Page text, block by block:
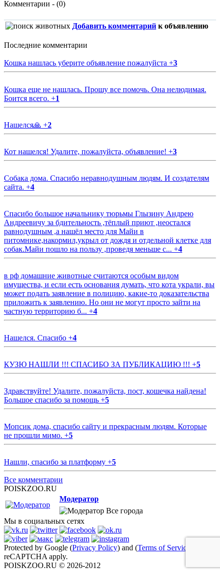
Комментарии - (0)
Добавить комментарий к объявлению
Последние комментарии
Кошка нашлась уберите объявление пожалуйста +3
Кошка еще не нашлась. Прошу все помочь. Она нелюдимая.
Боится всего. +1
Нашелся🙏 +2
Кот нашелся! Удалите, пожалуйста, объявление! +3
Собака дома. Спасибо неравнодушным людям. И создателям
сайта. +4
Спасибо большое начальнику тюрьмы Глызину Андрею
Андреевичу за бдительность ,тёплый приют ,неостался
равнодушным ,а нашёл место для Майи в
питомнике,накормил,укрыл от дождя и отдельной клетке для
собак.Майи пошло на пользу ,проведя меньше с... +4
в рф домашние животные считаются особым видом
имущества, и если есть основания думать, что кота украли, вы
может подать заявление в полицию, какие-то доказательства
приложить к заявлению. Но они не могут просто зайти на
частную территорию б... +4
Нашелся. Спасибо +4
КУЗЮ НАШЛИ !!! СПАСИБО ЗА ПУБЛИКАЦИЮ !!! +5
Здравствуйте! Удалите, пожалуйста, пост, кошечка найдена!
Большое спасибо за помощь +5
Мопсик дома, спасибо сайту и прекрасным людям. Которые
не прошли мимо. +5
Нашли, спасибо за платформу +5
Все комментарии
POISKZOO.RU
Модератор
Все города
Мы в социальных сетях
Protected by Google (Privacy Policy) and (Terms of Service
reCAPTCHA apply.
POISKZOO.RU © 2026-2012